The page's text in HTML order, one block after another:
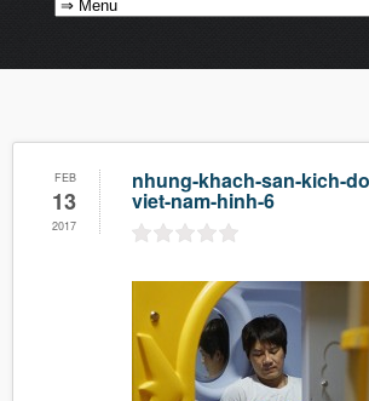
FEB
13
2017
nhung-khach-san-kich-
viet-nam-hinh-6